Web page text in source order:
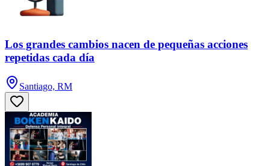
Los grandes cambios nacen de pequeñas acciones
repetidas cada día
Santiago, RM